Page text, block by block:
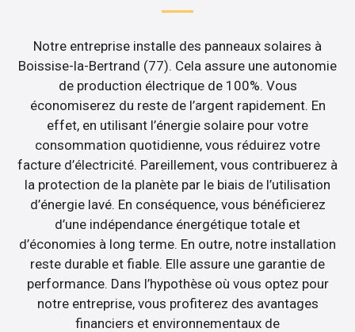
Notre entreprise installe des panneaux solaires à
Boissise-la-Bertrand (77). Cela assure une autonomie
de production électrique de 100%. Vous
économiserez du reste de l’argent rapidement. En
effet, en utilisant l’énergie solaire pour votre
consommation quotidienne, vous réduirez votre
facture d’électricité. Pareillement, vous contribuerez à
la protection de la planète par le biais de l’utilisation
d’énergie lavé. En conséquence, vous bénéficierez
d’une indépendance énergétique totale et
d’économies à long terme. En outre, notre installation
reste durable et fiable. Elle assure une garantie de
performance. Dans l’hypothèse où vous optez pour
notre entreprise, vous profiterez des avantages
financiers et environnementaux de